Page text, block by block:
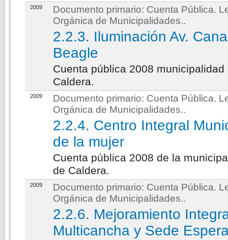
2009 Documento primario: Cuenta Pública.
Orgánica de Municipalidades..
2.2.3. Iluminación Av.
Beagle
Cuenta pública 2008 municipalidad
Caldera.
2009 Documento primario: Cuenta Pública.
Orgánica de Municipalidades..
2.2.4. Centro Integral
de la mujer
Cuenta pública 2008 de la
de Caldera.
2009 Documento primario: Cuenta Pública.
Orgánica de Municipalidades..
2.2.6. Mejoramiento
Multicancha y Sede